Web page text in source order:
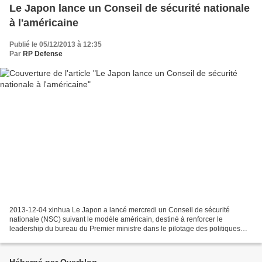
Le Japon lance un Conseil de sécurité nationale
à l'américaine
Publié le 05/12/2013 à 12:35
Par RP Defense
2013-12-04 xinhua Le Japon a lancé mercredi un Conseil de sécurité
nationale (NSC) suivant le modèle américain, destiné à renforcer le
leadership du bureau du Premier ministre dans le pilotage des politiques